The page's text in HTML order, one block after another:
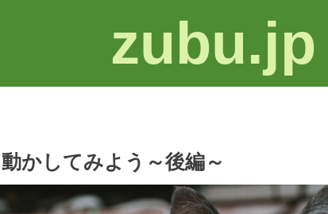
zubu.jp
かしてみよう～後編～